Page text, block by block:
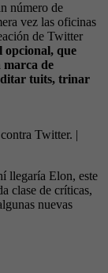
número de
vez las oficinas
de Twitter
opcional, que
marca de
tuits, trinar
Twitter. |
llegaría Elon, este
clase de críticas,
nuevas